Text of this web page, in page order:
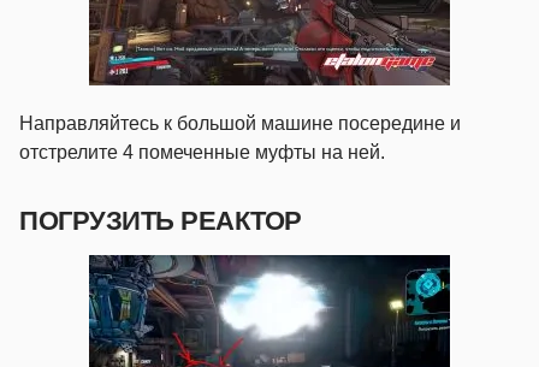
Направляйтесь к большой машине посередине и
отстрелите 4 помеченные муфты на ней.
ПОГРУЗИТЬ РЕАКТОР